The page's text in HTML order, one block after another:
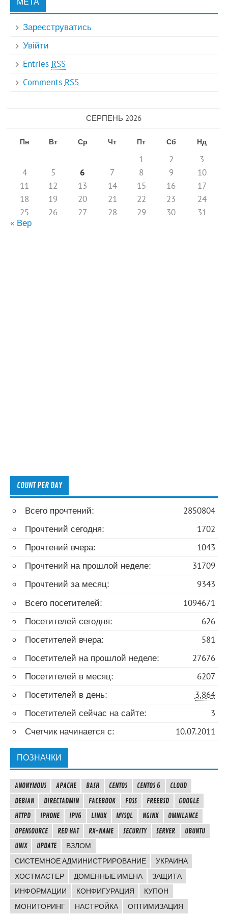
Зареєструватись
Увійти
Entries RSS
Comments RSS
СЕРПЕНЬ 2026
Пн Вт Ср Чт Пт Сб Нд
1 2
3
4
5 6 7 8 9
10
11
12 13 14 15 16
17
18
19 20 21 22 23
24
25
26 27 28 29 30
31
« Вер
COUNT PER DAY
2850804
Всего прочтений:
1702
Прочтений сегодня:
1043
Прочтений вчера:
31709
Прочтений на прошлой неделе:
9343
Прочтений за месяц:
1094671
Всего посетителей:
626
Посетителей сегодня:
581
Посетителей вчера:
27676
Посетителей на прошлой неделе:
6207
Посетителей в месяц:
3,864
Посетителей в день:
3
Посетителей сейчас на сайте:
10.07.2011
Счетчик начинается с:
ПОЗНАЧКИ
ANONYMOUS APACHE BASH CENTOS CENTOS 6
CLOUD
DEBIAN
DIRECTADMIN FACEBOOK FOSS FREEBSD
GOOGLE
HTTPD
IPHONE IPV6 LINUX MYSQL NGINX
OMNILANCE
OPENSOURCE
RED HAT RX-NAME SECURITY SERVER
UBUNTU
UNIX
UPDATE
ВЗЛОМ
СИСТЕМНОЕ АДМИНИСТРИРОВАНИЕ
УКРАИНА
ХОСТМАСТЕР
ДОМЕННЫЕ ИМЕНА
ЗАЩИТА
ИНФОРМАЦИИ
КОНФИГУРАЦИЯ
КУПОН
МОНИТОРИНГ
НАСТРОЙКА ОПТИМИЗАЦИЯ